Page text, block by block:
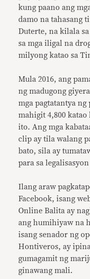
kung paano ang
damo na tahasang
Duterte, na kilala
sa mga iligal na
milyong katao sa
Mula 2016, ang
ng madugong
mga pagtatantya
mahigit 4,800 katao
ito. Ang mga
clip ay tila walang
bato, sila ay
para sa
Ilang araw
Facebook, isang
Online Balita ay
ang humihiyaw na
isang senador ng
Hontiveros, ay
gumagamit ng
ginawang mali.